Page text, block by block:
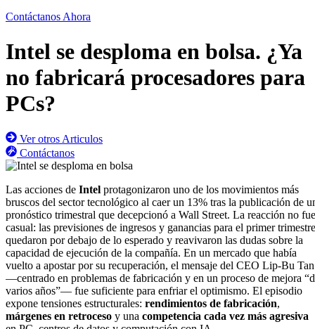
Contáctanos Ahora
Intel se desploma en bolsa. ¿Ya
no fabricará procesadores para
PCs?
Ver otros Articulos
Contáctanos
Las acciones de Intel protagonizaron uno de los movimientos más
bruscos del sector tecnológico al caer un 13% tras la publicación de
pronóstico trimestral que decepcionó a Wall Street. La reacción no fue
casual: las previsiones de ingresos y ganancias para el primer trimestre
quedaron por debajo de lo esperado y reavivaron las dudas sobre la
capacidad de ejecución de la compañía. En un mercado que había
vuelto a apostar por su recuperación, el mensaje del CEO Lip-Bu Tan
—centrado en problemas de fabricación y en un proceso de mejora
varios años”— fue suficiente para enfriar el optimismo. El episodio
expone tensiones estructurales: rendimientos de fabricación,
márgenes en retroceso y una competencia cada vez más agresiva